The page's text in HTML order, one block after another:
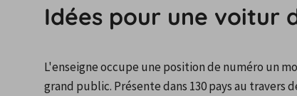
Idées pour une voitur
L'enseigne occupe une position de numéro un
grand public. Présente dans 130 pays au travers